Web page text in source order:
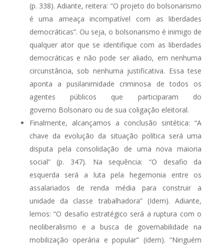
(p. 338). Adiante, reitera: “O projeto do bolsonarismo
é uma ameaça incompatível com as liberdades
democráticas”. Ou seja, o bolsonarismo é inimigo de
qualquer ator que se identifique com as liberdades
democráticas e não pode ser aliado, em nenhuma
circunstância, sob nenhuma justificativa. Essa tese
aponta a pusilanimidade criminosa de todos os
agentes públicos que participaram do
governo Bolsonaro ou de sua coligação eleitoral.
Finalmente, alcançamos a conclusão sintética: “A
chave da evolução da situação política será uma
disputa pela consolidação de uma nova maioria
social” (p. 347). Na sequência: “O desafio da
esquerda será a luta pela hegemonia entre os
assalariados de renda média para construir a
unidade da classe trabalhadora” (Idem). Adiante,
lemos: “O desafio estratégico será a ruptura com o
neoliberalismo e a busca de governabilidade na
mobilização operária e popular” (idem). “Ninguém